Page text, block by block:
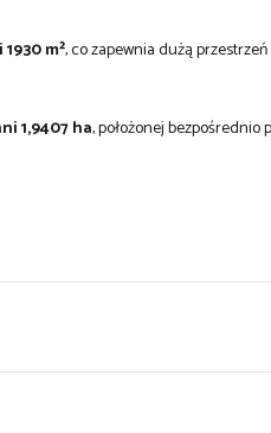
m², co zapewnia dużą
1,9407 ha, położonej bezpośrednio